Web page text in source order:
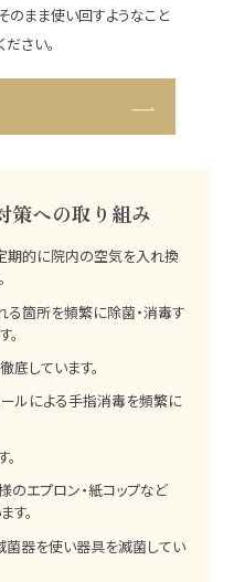
のまま使い回すようなこと
さい。
策への取り組み
期的に院内の空気を入れ換
る箇所を頻繁に除菌・消毒す
底しています。
ールによる手指消毒を頻繁に
のエプロン・紙コップなど
す。
菌器を使い器具を滅菌してい